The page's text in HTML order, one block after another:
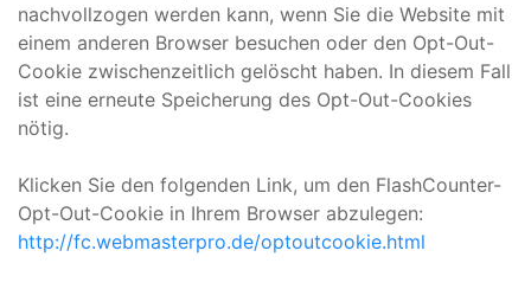
nachvollzogen werden kann, wenn Sie die Website mit
einem anderen Browser besuchen oder den Opt-Out-
Cookie zwischenzeitlich gelöscht haben. In diesem Fall
ist eine erneute Speicherung des Opt-Out-Cookies
nötig.
Klicken Sie den folgenden Link, um den FlashCounter-
Opt-Out-Cookie in Ihrem Browser abzulegen:
http://fc.webmasterpro.de/optoutcookie.html